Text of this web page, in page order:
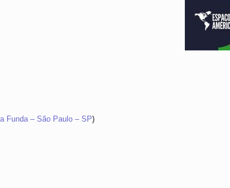
Funda – São Paulo – SP)